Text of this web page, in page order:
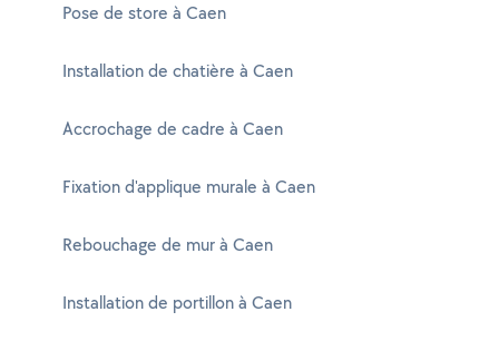
Pose de store à Caen
Installation de chatière à Caen
Accrochage de cadre à Caen
Fixation d'applique murale à Caen
Rebouchage de mur à Caen
Installation de portillon à Caen